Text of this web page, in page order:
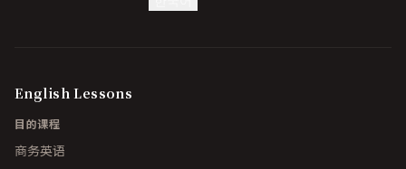
English Lessons
目的课程
商务英语